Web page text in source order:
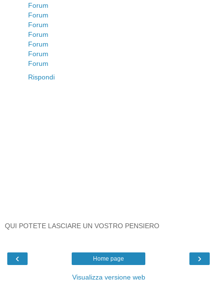
Forum
Forum
Forum
Forum
Forum
Forum
Forum
Rispondi
QUI POTETE LASCIARE UN VOSTRO PENSIERO
‹ ›
Home page
Visualizza versione web